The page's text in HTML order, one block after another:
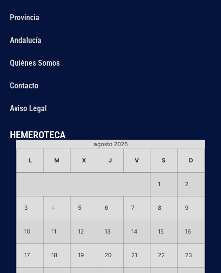
Provincia
Andalucía
Quiénes Somos
Contacto
Aviso Legal
HEMEROTECA
agosto 2026
L M X J V S D
1 2
3 4 5 6 7 8 9
10 11 12 13 14 15 16
17 18 19 20 21 22 23